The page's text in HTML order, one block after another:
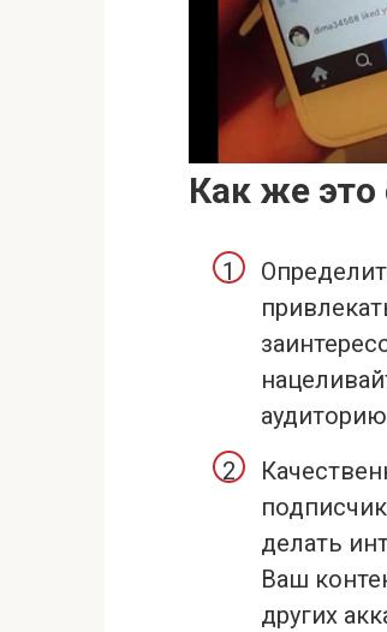
Как же это
делать
Ваш
других